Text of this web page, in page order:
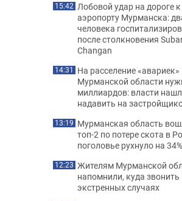
15:42 Лобовой удар на дороге к
аэропорту Мурманска:
человека
после столкновения
Changan
14:31 На расселение «авариек»
Мурманской области
миллиардов: власти
надавить на
13:19 Мурманская область
топ-2 по потере скота в
поголовье рухнуло на 34%
12:23 Жителям Мурманской
напомнили, куда звонить
экстренных случаях